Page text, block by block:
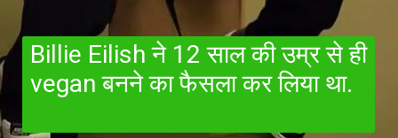
Billie Eilish ने 12 साल की उम्र से ही
vegan बनने का फैसला कर लिया था.